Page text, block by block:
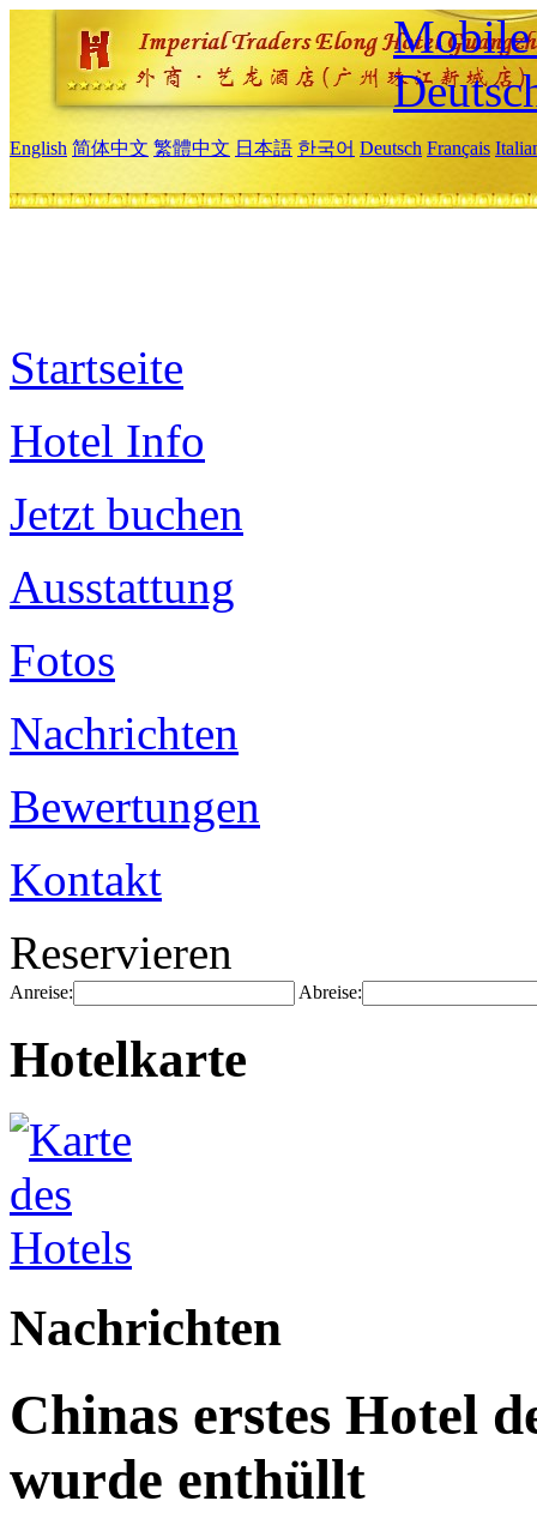
Mobile
English 简体中文 繁體中文 日本語 한국어 Deutsch Français
Startseite
Hotel Info
Jetzt buchen
Ausstattung
Fotos
Nachrichten
Bewertungen
Kontakt
Reservieren
Anreise: Abreise:
Hotelkarte
Nachrichten
Chinas erstes Hotel
wurde enthüllt